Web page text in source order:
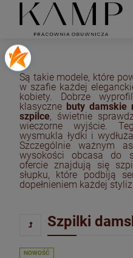
Są takie modele, które
w szafie każdej
kobiety. Dobrze
klasyczne buty damskie
szpilce, świetnie
wieczorne wyjście.
wysmukla łydki i
Szczególnie ważnym
wysokości obcasa do
ofercie znajdują się
słupku, które podbiją
dopełnieniem każdej
Szpilki
NOWOŚĆ